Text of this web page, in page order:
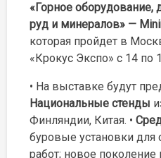
«Горное оборудование,
руд и минералов» —
которая пройдет в
«Крокус Экспо» с 14 по
• На выставке будут
Национальные стенды
Финляндии, Китая. •
буровые установки
работ; новое